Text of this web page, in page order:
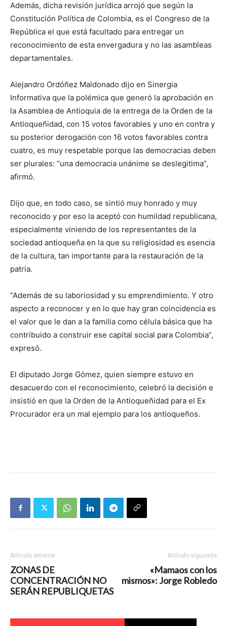
Además, dicha revisión jurídica arrojó que según la
Constitución Política de Colombia, es el Congreso de la
República el que está facultado para entregar un
reconocimiento de esta envergadura y no las asambleas
departamentales.
Alejandro Ordóñez Maldonado dijo en Sinergia
Informativa que la polémica que generó la aprobación en
la Asamblea de Antioquia de la entrega de la Orden de la
Antioqueñidad, con 15 votos favorables y uno en contra y
su posterior derogación con 16 votos favorables contra
cuatro, es muy respetable porque las democracias deben
ser plurales: “una democracia unánime se deslegitima”,
afirmó.
Dijo que, en todo caso, se sintió muy honrado y muy
reconocido y por eso la aceptó con humildad republicana,
especialmente viniendo de los representantes de la
sociedad antioqueña en la que su religiosidad es esencia
de la cultura, tan importante para la restauración de la
patria.
“Además de su laboriosidad y su emprendimiento. Y otro
aspecto a reconocer y en lo que hay gran coincidencia es
el valor que le dan a la familia como célula básica que ha
contribuido a construir ese capital social para Colombia”,
expresó.
El diputado Jorge Gómez, quien siempre estuvo en
desacuerdo con el reconocimiento, celebró la decisión e
insistió en que la Orden de la Antioqueñidad para el Ex
Procurador era un mal ejemplo para los antioqueños.
Artículo anterior
ZONAS DE
CONCENTRACIÓN NO
SERÁN REPUBLIQUETAS
Artículo siguiente
«Mamaos con los
mismos»: Jorge Robledo